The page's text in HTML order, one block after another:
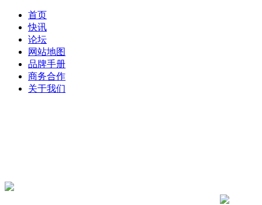
首页
快讯
论坛
网站地图
品牌手册
商务合作
关于我们